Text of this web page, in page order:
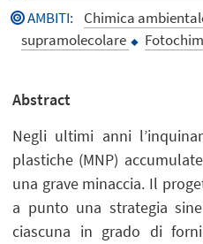
AMBITI: Chimica
supramolecolare
Abstract
Negli ultimi anni
plastiche (MNP)
una grave minaccia. Il
a punto una strategia
ciascuna in grado di